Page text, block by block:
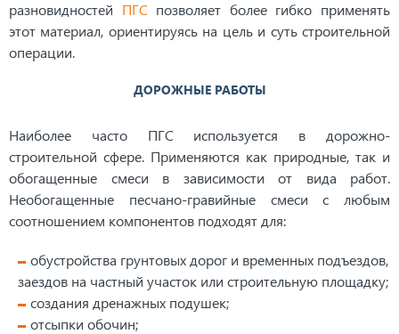
разновидностей ПГС позволяет более гибко применять
этот материал, ориентируясь на цель и суть строительной
операции.
ДОРОЖНЫЕ РАБОТЫ
Наиболее часто ПГС используется в дорожно-
строительной сфере. Применяются как природные, так и
обогащенные смеси в зависимости от вида работ.
Необогащенные песчано-гравийные смеси с любым
соотношением компонентов подходят для:
обустройства грунтовых дорог и временных подъездов,
заездов на частный участок или строительную площадку;
создания дренажных подушек;
отсыпки обочин;